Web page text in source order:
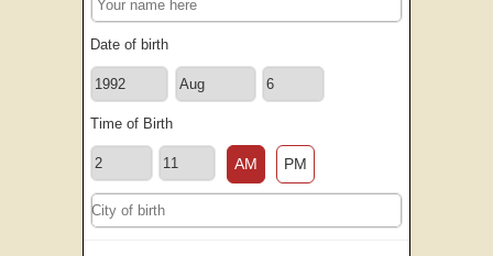
Date of birth
Time of Birth
AM PM